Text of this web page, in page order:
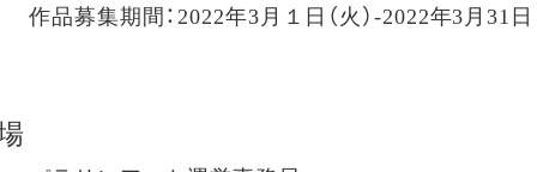
作品募集期間：2022年3月１日（火）-2022年3月31日